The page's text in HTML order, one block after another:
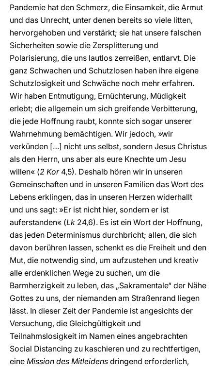
Pandemie hat den Schmerz, die Einsamkeit, die Armut
und das Unrecht, unter denen bereits so viele litten,
hervorgehoben und verstärkt; sie hat unsere falschen
Sicherheiten sowie die Zersplitterung und
Polarisierung, die uns lautlos zerreißen, entlarvt. Die
ganz Schwachen und Schutzlosen haben ihre eigene
Schutzlosigkeit und Schwäche noch mehr erfahren.
Wir haben Entmutigung, Ernüchterung, Müdigkeit
erlebt; die allgemein um sich greifende Verbitterung,
die jede Hoffnung raubt, konnte sich sogar unserer
Wahrnehmung bemächtigen. Wir jedoch, »wir
verkünden […] nicht uns selbst, sondern Jesus Christus
als den Herrn, uns aber als eure Knechte um Jesu
willen« (2 Kor4,5). Deshalb hören wir in unseren
Gemeinschaften und in unseren Familien das Wort des
Lebens erklingen, das in unseren Herzen widerhallt
und uns sagt: »Er ist nicht hier, sondern er ist
auferstanden« (Lk 24,6). Es ist ein Wort der Hoffnung,
das jeden Determinismus durchbricht; allen, die sich
davon berühren lassen, schenkt es die Freiheit und den
Mut, die notwendig sind, um aufzustehen und kreativ
alle erdenklichen Wege zu suchen, um die
Barmherzigkeit zu leben, das „Sakramentale“ der Nähe
Gottes zu uns, der niemanden am Straßenrand liegen
lässt. In dieser Zeit der Pandemie ist angesichts der
Versuchung, die Gleichgültigkeit und
Teilnahmslosigkeit im Namen eines angebrachten
Social Distancing zu kaschieren und zu rechtfertigen,
eine Mission des Mitleidens dringend erforderlich,